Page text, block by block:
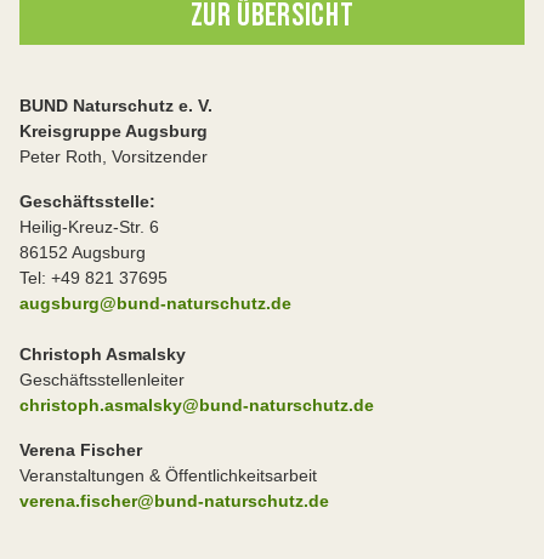
ZUR ÜBERSICHT
BUND Naturschutz e. V.
Kreisgruppe Augsburg
Peter Roth, Vorsitzender
Geschäftsstelle:
Heilig-Kreuz-Str. 6
86152 Augsburg
Tel: +49 821 37695
augsburg@bund-naturschutz.de
Christoph Asmalsky
Geschäftsstellenleiter
christoph.asmalsky@bund-naturschutz.de
Verena Fischer
Veranstaltungen & Öffentlichkeitsarbeit
verena.fischer@bund-naturschutz.de